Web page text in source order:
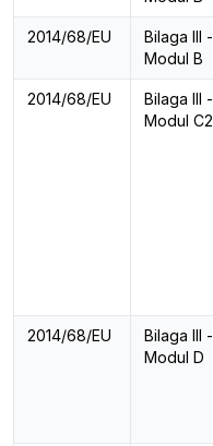
2014/68/EU
Bilaga III -
Modul B
2014/68/EU
Bilaga III -
Modul C2
2014/68/EU
Bilaga III -
Modul D